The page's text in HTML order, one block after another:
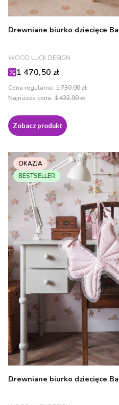
Drewniane biurko dziecięce
PRODUCENT
WOOD LUCK DESIGN
Cena promocyjna
1 470,50 zł
Cena regularna: 1 730,00 zł
Najniższa cena: 1 432,90 zł
Zobacz produkt
OKAZJA
BESTSELLER
Drewniane biurko dziecięce